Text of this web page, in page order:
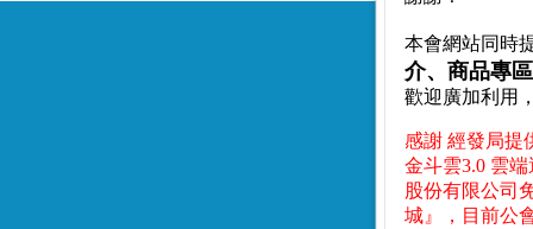
本會網站同時
介、商品專區
歡迎廣加利用
感謝 經發局提
金斗雲3.0 雲
股份有限公司
城』，目前公